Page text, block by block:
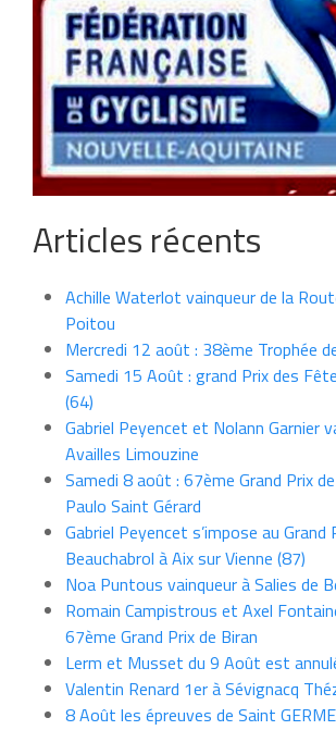
Articles récents
Achille Waterlot vainqueur de la
Poitou
Mercredi 12 août : 38ème Trophée
Samedi 15 Août : grand Prix des
(64)
Gabriel Peyencet et Nolann Garnier
Availles Limouzine
Samedi 8 août : 67ème Grand Prix de
Paulo Saint Gérard
Gabriel Peyencet s’impose au Grand
Beauchabrol à Aix sur Vienne (87)
Noa Puntous vainqueur à Salies de
Romain Campistrous et Axel
67ème Grand Prix de Biran
Lerm et Musset du 9 Août est
Valentin Renard 1er à Sévignacq
8 Août les épreuves de Saint